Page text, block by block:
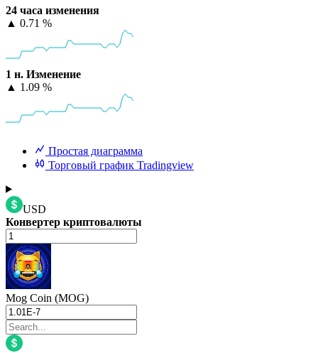
24 часа изменения
▲ 0.71 %
1 н. Изменение
▲ 1.09 %
Простая диаграмма
Торговый график Tradingview
USD
Конвертер криптовалюты
Mog Coin (MOG)